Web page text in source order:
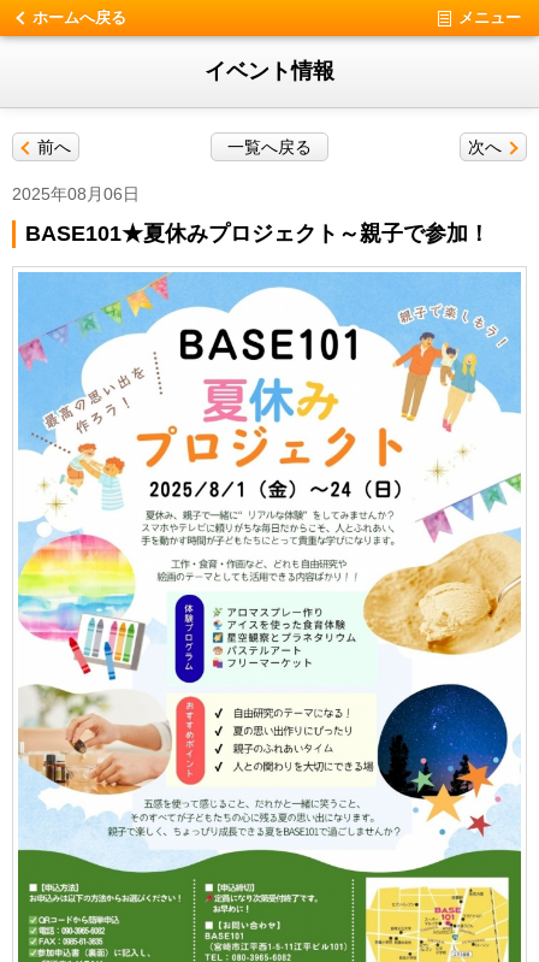
ホームへ戻る メニュー
イベント情報
次へ
前へ 一覧へ戻る
2025年08月06日
BASE101★夏休みプロジェクト～親子で参加！